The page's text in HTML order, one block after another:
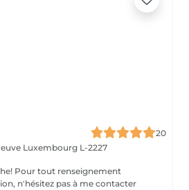
20
Luxembourg L-2227
Pour tout renseignement
n'hésitez pas à me contacter